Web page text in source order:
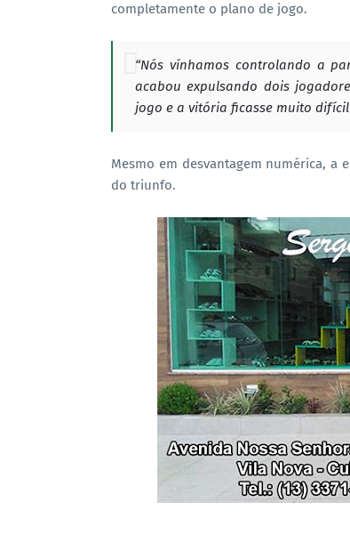
completamente o plano de jogo.
“Nós vínhamos controlando a
acabou expulsando dois
jogo e a vitória ficasse muito
Mesmo em desvantagem numérica,
do triunfo.